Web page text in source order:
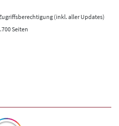
(inkl. aller Updates)
Seiten